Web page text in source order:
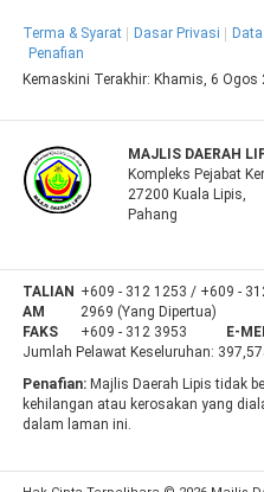
Terma & Syarat Dasar Privasi
Penafian
Kemaskini Terakhir: Khamis, 6 Ogos
MAJLIS DAERAH
Kompleks Pejabat
27200 Kuala Lipis,
Pahang
TALIAN
AM
+609 - 312 1253 / +609 -
2969 (Yang Dipertua)
FAKS
+609 - 312 3953 E-
Jumlah Pelawat Keseluruhan:
Penafian: Majlis Daerah Lipis tidak
kehilangan atau kerosakan yang
dalam laman ini.